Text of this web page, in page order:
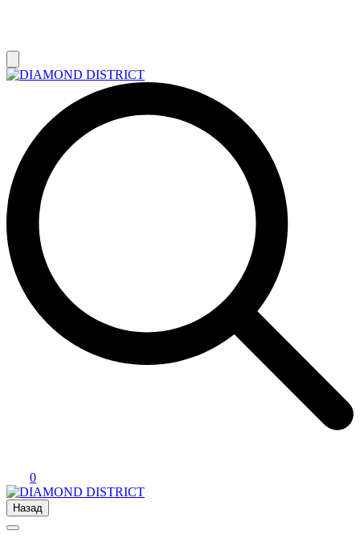
0
Назад